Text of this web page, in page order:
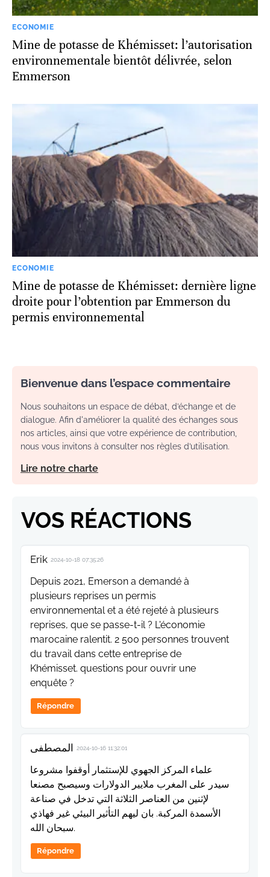
ECONOMIE
Mine de potasse de Khémisset: l’autorisation
environnementale bientôt délivrée, selon
Emmerson
ECONOMIE
Mine de potasse de Khémisset: dernière ligne
droite pour l’obtention par Emmerson du
permis environnemental
Bienvenue dans l’espace commentaire
Nous souhaitons un espace de débat, d’échange et de
dialogue. Afin d'améliorer la qualité des échanges sous
nos articles, ainsi que votre expérience de contribution,
nous vous invitons à consulter nos règles d’utilisation.
Lire notre charte
VOS RÉACTIONS
Erik 2024-10-18 07:35:26
Depuis 2021, Emerson a demandé à
plusieurs reprises un permis
environnemental et a été rejeté à plusieurs
reprises, que se passe-t-il ? L'économie
marocaine ralentit. 2 500 personnes trouvent
du travail dans cette entreprise de
Khémisset. questions pour ouvrir une
enquête ?
Répondre
المصطفى 2024-10-16 11:32:01
علماء المركز الجهوي للإستثمار أوقفوا مشروعا
سيدر على المغرب ملايير الدولارات وسيصبح مصنعا
لإثنين من العناصر الثلاثة التي تدخل في صناعة
الأسمدة المركبة. بان ليهم التأثير البيئي غير فهاذي
سبحان الله.
Répondre